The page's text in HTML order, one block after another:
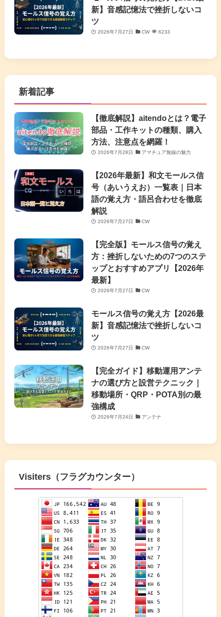
新】音感記憶法で挫折しないコ
ツ
2026年7月27日 CW 6233
新着記事
【徹底解説】aitendoとは？電子
部品・工作キットの種類、購入
方法、注意点を網羅！
2026年7月28日 アマチュア無線の魅力
【2026年最新】和文モールス信
号（あいうえお）一覧表｜日本
語の覚え方・語呂合わせを徹底
解説
2026年7月27日 CW
【完全版】モールス信号の覚え
方：挫折しないための7つのステ
ップとおすすめアプリ【2026年
最新】
2026年7月27日 CW
モールス信号の覚え方【2026最
新】音感記憶法で挫折しないコ
ツ
2026年7月27日 CW
【完全ガイド】移動運用アンテ
ナの選び方と設営テクニック｜
移動場所・QRP・POTA別の最
強構成
2026年7月24日 アンテナ
Visiters（フラグカウンター）